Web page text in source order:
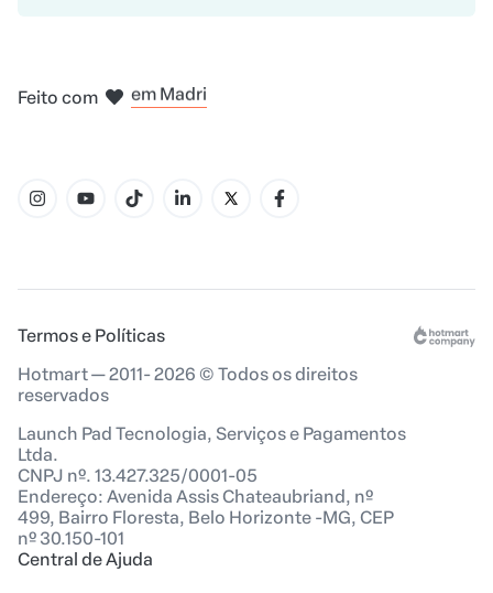
Feito com
em Amsterdam
Termos e Políticas
Hotmart — 2011- 2026 © Todos os direitos
reservados
Launch Pad Tecnologia, Serviços e Pagamentos
Ltda.
CNPJ nº. 13.427.325/0001-05
Endereço: Avenida Assis Chateaubriand, nº
499, Bairro Floresta, Belo Horizonte -MG, CEP
nº 30.150-101
Central de Ajuda